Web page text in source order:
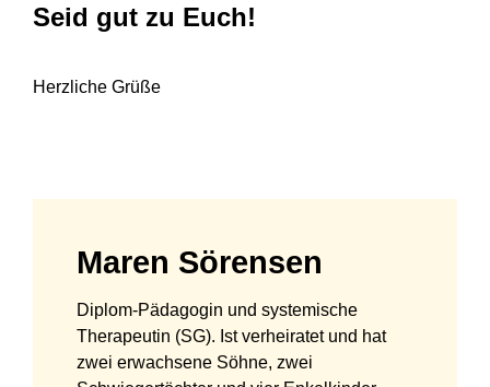
Seid gut zu Euch!
Herzliche Grüße
Maren Sörensen
Diplom-Pädagogin und systemische
Therapeutin (SG). Ist verheiratet und hat
zwei erwachsene Söhne, zwei